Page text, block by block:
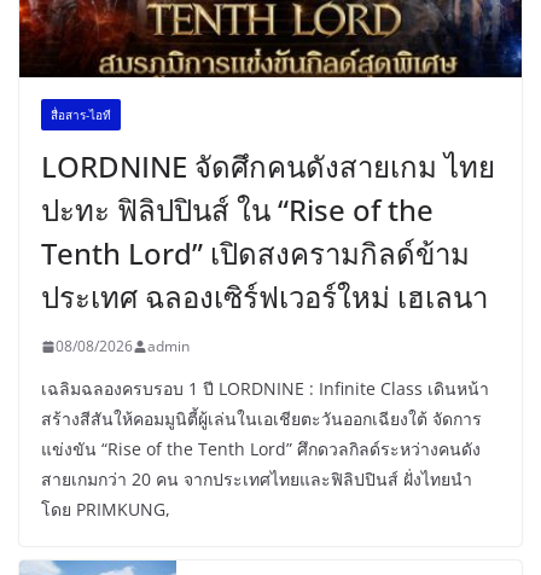
สื่อสาร-ไอที
LORDNINE จัดศึกคนดังสายเกม ไทย
ปะทะ ฟิลิปปินส์ ใน “Rise of the
Tenth Lord” เปิดสงครามกิลด์ข้าม
ประเทศ ฉลองเซิร์ฟเวอร์ใหม่ เฮเลนา
08/08/2026 admin
เฉลิมฉลองครบรอบ 1 ปี LORDNINE : Infinite Class เดินหน้า
สร้างสีสันให้คอมมูนิตี้ผู้เล่นในเอเชียตะวันออกเฉียงใต้ จัดการ
แข่งขัน “Rise of the Tenth Lord” ศึกดวลกิลด์ระหว่างคนดัง
สายเกมกว่า 20 คน จากประเทศไทยและฟิลิปปินส์ ฝั่งไทยนำ
โดย PRIMKUNG,